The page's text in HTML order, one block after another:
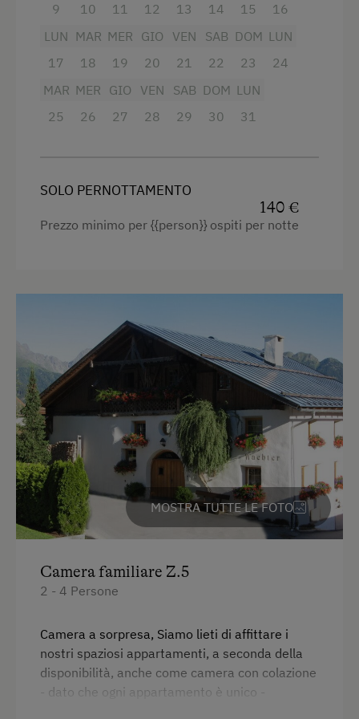
Balcone/terrazza
Doccia
Televisione
Riscaldamento
Letto per bambini
Occorrente per pulizie domestiche
Cassaforte
Telefono
WC
Bollitore elettrico
Connessione veloce ad internet
Angolo cottura
Frigorifero
Edificio principale
Letto matrimoniale (queensize)
9
10
11
12
13
14
15
16
LUN
17
MAR
18
MER
19
GIO
20
VEN
21
SAB
22
DOM
23
LUN
24
MAR
25
MER
26
GIO
27
VEN
28
SAB
29
DOM
30
LUN
31
SOLO PERNOTTAMENTO
140 €
Prezzo minimo per {{person}} ospiti per notte
MOSTRA TUTTE LE FOTO
Camera familiare Z.5
2 - 4 Persone
Camera a sorpresa, Siamo lieti di affittare i
nostri spaziosi appartamenti, a seconda della
disponibilità, anche come camera con colazione
- dato che ogni appartamento è unico -